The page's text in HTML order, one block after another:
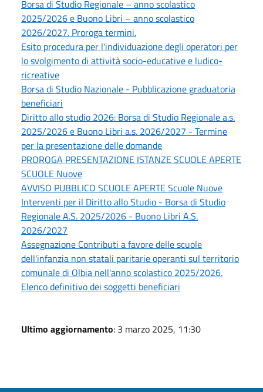
Borsa di Studio Regionale – anno scolastico
2025/2026 e Buono Libri – anno scolastico
2026/2027. Proroga termini.
Esito procedura per l'individuazione degli operatori per
lo svolgimento di attività socio-educative e ludico-
ricreative
Borsa di Studio Nazionale - Pubblicazione graduatoria
beneficiari
Diritto allo studio 2026: Borsa di Studio Regionale a.s.
2025/2026 e Buono Libri a.s. 2026/2027 - Termine
per la presentazione delle domande
PROROGA PRESENTAZIONE ISTANZE SCUOLE APERTE
SCUOLE Nuove
AVVISO PUBBLICO SCUOLE APERTE Scuole Nuove
Interventi per il Diritto allo Studio - Borsa di Studio
Regionale A.S. 2025/2026 - Buono Libri A.S.
2026/2027
Assegnazione Contributi a favore delle scuole
dell'infanzia non statali paritarie operanti sul territorio
comunale di Olbia nell'anno scolastico 2025/2026.
Elenco definitivo dei soggetti beneficiari
Ultimo aggiornamento: 3 marzo 2025, 11:30